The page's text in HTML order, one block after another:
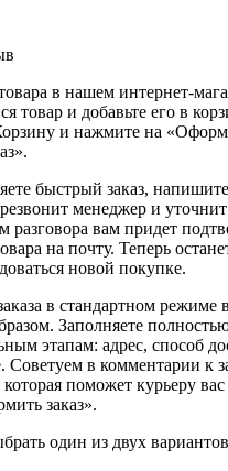
в нашем интернет-
товар и добавьте его в
и нажмите на
быстрый заказ,
менеджер и уточнит
разговора вам придет
на почту. Теперь
новой покупке.
в стандартном режиме
Заполняете
этапам: адрес, способ
Советуем в комментарии к
поможет курьеру
заказ».
один из двух